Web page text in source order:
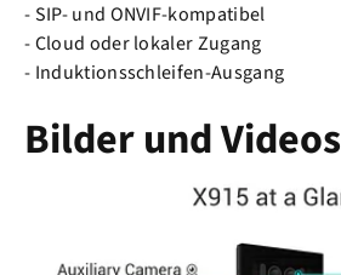
- SIP- und ONVIF-kompatibel
- Cloud oder lokaler Zugang
- Induktionsschleifen-Ausgang
Bilder und Videos